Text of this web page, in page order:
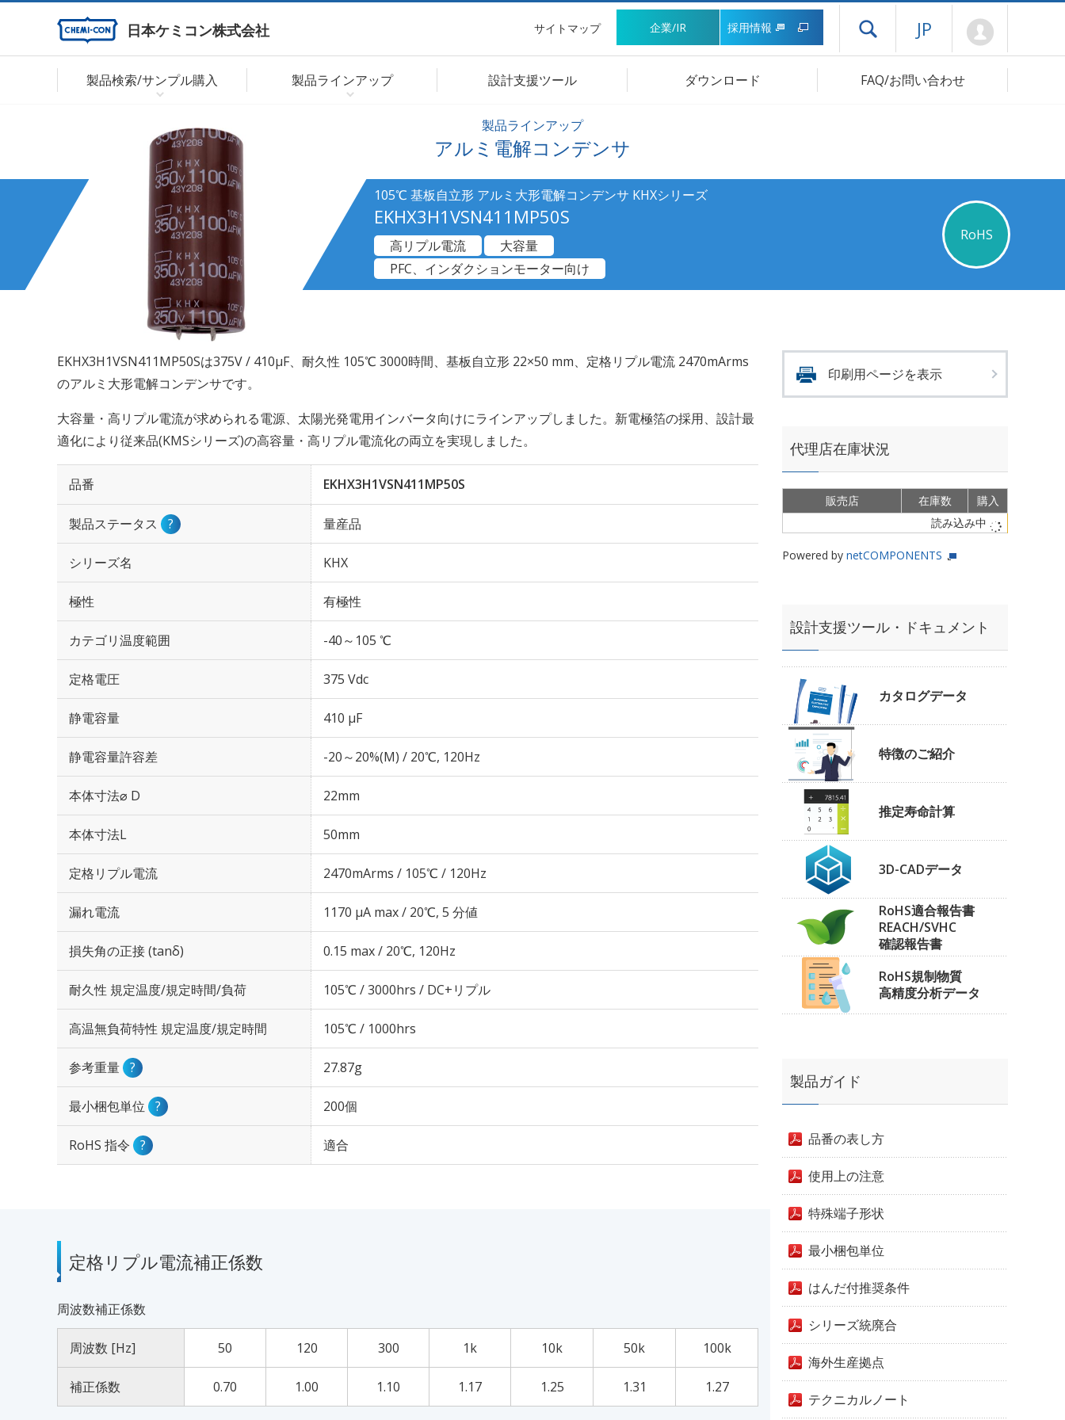
日本ケミコン株式会社 サイトマップ 企業/IR 採用情報 ドロワーメニューを開く
JP
製品検索/サンプル購入 製品ラインアップ 設計支援ツール ダウンロード FAQ/お問い合わせ
製品ラインアップ
アルミ電解コンデンサ
105℃ 基板自立形 アルミ大形電解コンデンサ KHXシリーズ
EKHX3H1VSN411MP50S
RoHS
高リプル電流
大容量
PFC、インダクションモーター向け
EKHX3H1VSN411MP50Sは375V / 410µF、耐久性 105℃ 3000時間、基板自立形 22×50 mm、定格リプル電流 2470mArms
のアルミ大形電解コンデンサです。
大容量・高リプル電流が求められる電源、太陽光発電用インバータ向けにラインアップしました。新電極箔の採用、設計最
適化により従来品(KMSシリーズ)の高容量・高リプル電流化の両立を実現しました。
品番 EKHX3H1VSN411MP50S
製品ステータス ? 量産品
シリーズ名 KHX
極性 有極性
カテゴリ温度範囲 -40～105 ℃
定格電圧 375 Vdc
静電容量 410 µF
静電容量許容差 -20～20%(M) / 20℃, 120Hz
本体寸法⌀ D 22mm
本体寸法L 50mm
定格リプル電流 2470mArms / 105℃ / 120Hz
漏れ電流 1170 μA max / 20℃, 5 分値
損失角の正接 (tanδ) 0.15 max / 20℃, 120Hz
耐久性 規定温度/規定時間/負荷 105℃ / 3000hrs / DC+リプル
高温無負荷特性 規定温度/規定時間 105℃ / 1000hrs
参考重量 ? 27.87g
最小梱包単位 ? 200個
RoHS 指令 ? 適合
定格リプル電流補正係数
周波数補正係数
周波数 [Hz] 50 120 300 1k 10k 50k 100k
補正係数 0.70 1.00 1.10 1.17 1.25 1.31 1.27
印刷用ページを表示
代理店在庫状況
販売店 在庫数
購入
読み込み中
Powered by netCOMPONENTS
設計支援ツール・ドキュメント
カタログデータ
特徴のご紹介
推定寿命計算
3D-CADデータ
RoHS適合報告書
REACH/SVHC
確認報告書
RoHS規制物質
高精度分析データ
製品ガイド
品番の表し方
使用上の注意
特殊端子形状
最小梱包単位
はんだ付推奨条件
シリーズ統廃合
海外生産拠点
テクニカルノート